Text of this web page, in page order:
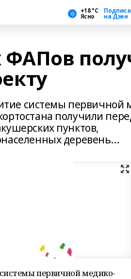
+18 °С
Ясно на Дзен
системы первичной
получили
пунктов,
деревень...
первичной медико-